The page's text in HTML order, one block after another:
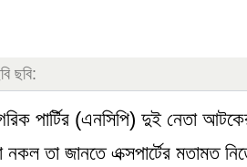
ছবি:
পার্টির (এনসিপি) দুই নেতা
তা জানতে এক্সপার্টের মতামত